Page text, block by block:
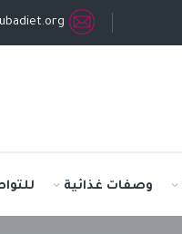
وصفات غذائية